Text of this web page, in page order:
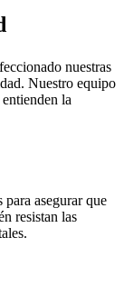
nuestras
Nuestro equipo
la
asegurar que
resistan las